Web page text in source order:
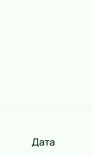
Дата